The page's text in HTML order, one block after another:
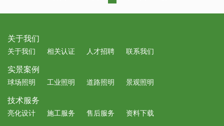
关于我们
关于我们 相关认证 人才招聘 联系我们
实景案例
球场照明 工业照明 道路照明 景观照明
技术服务
亮化设计 施工服务 售后服务 资料下载